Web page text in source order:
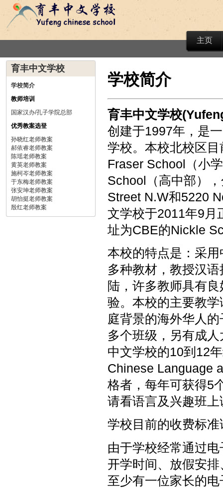
主页
育丰中文学校
学校简介
教师培训
国家汉办/孔子学院总部
优秀教案选登
孙晓红老师教案
郝依睿老师教案
陈瑶老师教案
黄英老师教案
施柯岑老师教案
于东梅老师教案
张安坤老师教案
胡怡挺老师教案
殷红老师教案
学校简介
育丰中文学校
创建于1997年，是
学校。本校北校区
Fraser School（小
School（高中部）
Street N.W和5220
文学校于2011年9月
址为CBE的Nickle
本校的特点是：采
多种教材，教授汉
陆，许多教师具有
验。本校的主要教
庭背景的海外华人
多个班级，另有成
中文学校的10到12
Chinese Language
格者，每年可获得5
请看语言及兴趣班
学校目前的收费标准
由于学校经常通过
开学时间、放假安
至少有一位家长的